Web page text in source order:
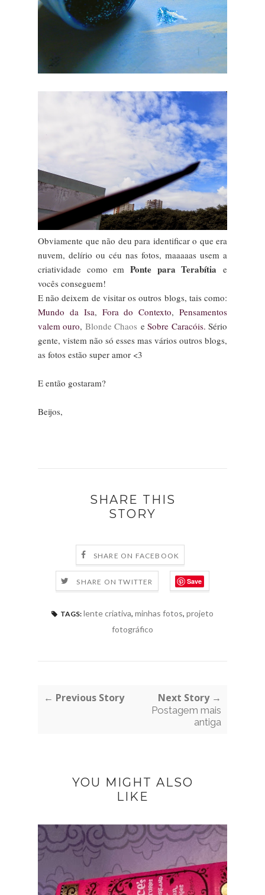
Obviamente que não deu para identificar o que era
nuvem, delírio ou céu nas fotos, maaaaas usem a
criatividade como em Ponte para Terabítia e
vocês conseguem!
E não deixem de visitar os outros blogs, tais como:
Mundo da Isa, Fora do Contexto,Pensamentos
valem ouro, Blonde Chaos e Sobre Caracóis.Sério
gente, vistem não só esses mas vários outros blogs,
as fotos estão super amor <3
E então gostaram?
Beijos,
SHARE THIS
STORY
SHARE ON FACEBOOK
SHARE ON TWITTER Save
TAGS: lente criativa, minhas fotos, projeto
fotográfico
← Previous Story Next Story →
Postagem mais
antiga
YOU MIGHT ALSO
LIKE